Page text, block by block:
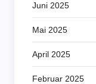
Juni 2025
Mai 2025
April 2025
Februar 2025